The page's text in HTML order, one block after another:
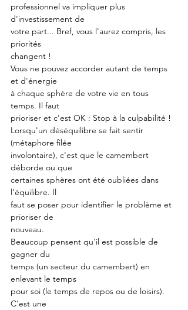
professionnel va impliquer plus
d'investissement de
votre part... Bref, vous l'aurez compris, les
priorités
changent !
Vous ne pouvez accorder autant de temps
et d'énergie
à chaque sphère de votre vie en tous
temps. Il faut
prioriser et c'est OK : Stop à la culpabilité !
Lorsqu'un déséquilibre se fait sentir
(métaphore filée
involontaire), c'est que le camembert
déborde ou que
certaines sphères ont été oubliées dans
l'équilibre. Il
faut se poser pour identifier le problème et
prioriser de
nouveau.
Beaucoup pensent qu'il est possible de
gagner du
temps (un secteur du camembert) en
enlevant le temps
pour soi (le temps de repos ou de loisirs).
C'est une